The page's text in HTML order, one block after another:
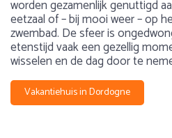
worden gezamenlijk genuttigd
eetzaal of – bij mooi weer – op
zwembad. De sfeer is
etenstijd vaak een gezellig
wisselen en de dag door te
Vakantiehuis in Dordogne